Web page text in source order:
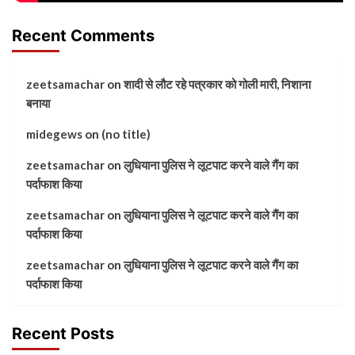
Recent Comments
zeetsamachar onशादी से लौट रहे पत्रकार को गोली मारी, निशाना
बनाया
midegews on (no title)
zeetsamachar onलुधियाना पुलिस ने लूटपाट करने वाले गैंग का
पर्दाफाश किया
zeetsamachar onलुधियाना पुलिस ने लूटपाट करने वाले गैंग का
पर्दाफाश किया
zeetsamachar onलुधियाना पुलिस ने लूटपाट करने वाले गैंग का
पर्दाफाश किया
Recent Posts